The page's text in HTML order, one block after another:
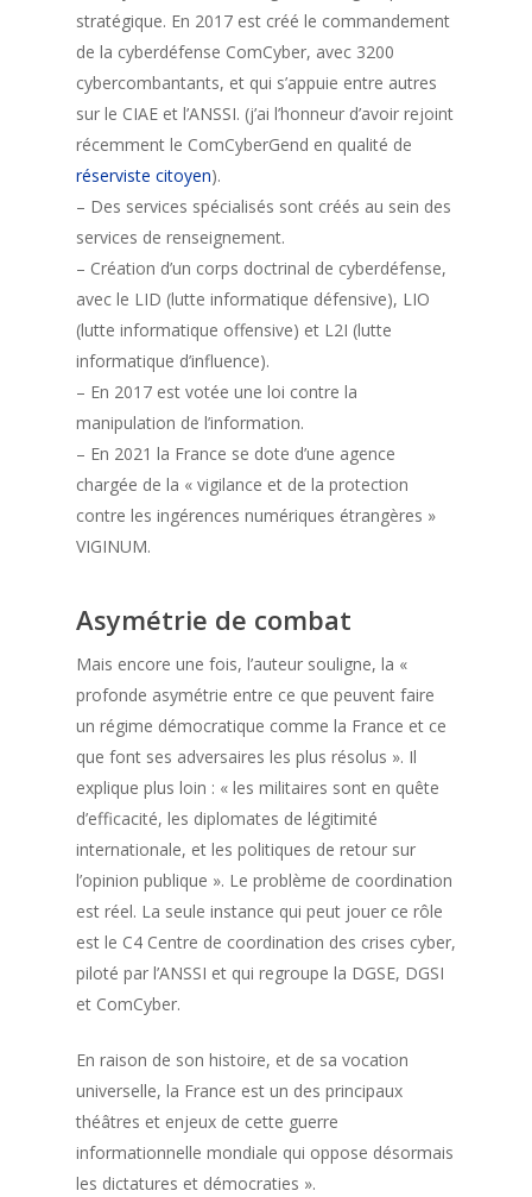
stratégique. En 2017 est créé le commandement
de la cyberdéfense ComCyber, avec 3200
cybercombantants, et qui s’appuie entre autres
sur le CIAE et l’ANSSI. (j’ai l’honneur d’avoir rejoint
récemment le ComCyberGend en qualité de
réserviste citoyen).
– Des services spécialisés sont créés au sein des
services de renseignement.
– Création d’un corps doctrinal de cyberdéfense,
avec le LID (lutte informatique défensive), LIO
(lutte informatique offensive) et L2I (lutte
informatique d’influence).
– En 2017 est votée une loi contre la
manipulation de l’information.
– En 2021 la France se dote d’une agence
chargée de la « vigilance et de la protection
contre les ingérences numériques étrangères »
VIGINUM.
Asymétrie de combat
Mais encore une fois, l’auteur souligne, la «
profonde asymétrie entre ce que peuvent faire
un régime démocratique comme la France et ce
que font ses adversaires les plus résolus ». Il
explique plus loin : « les militaires sont en quête
d’efficacité, les diplomates de légitimité
internationale, et les politiques de retour sur
l’opinion publique ». Le problème de coordination
est réel. La seule instance qui peut jouer ce rôle
est le C4 Centre de coordination des crises cyber,
piloté par l’ANSSI et qui regroupe la DGSE, DGSI
et ComCyber.
En raison de son histoire, et de sa vocation
universelle, la France est un des principaux
théâtres et enjeux de cette guerre
informationnelle mondiale qui oppose désormais
les dictatures et démocraties ».